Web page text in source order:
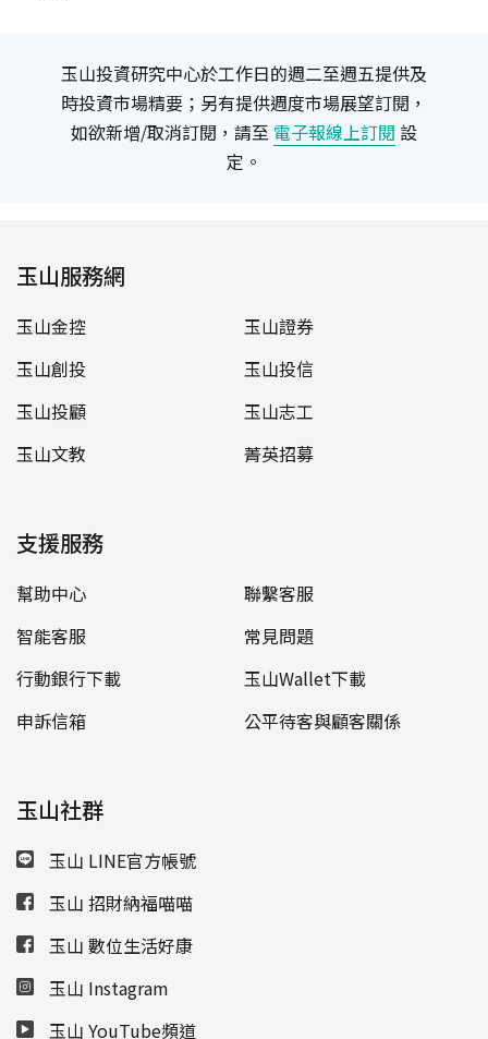
玉山投資研究中心於工作日的週二至週五提供及
時投資市場精要；另有提供週度市場展望訂閱，
如欲新增/取消訂閱，請至 電子報線上訂閱 設
定。
玉山服務網
玉山金控
玉山證券
玉山創投
玉山投信
玉山投顧
玉山志工
玉山文教
菁英招募
支援服務
幫助中心
聯繫客服
智能客服
常見問題
行動銀行下載
玉山Wallet下載
申訴信箱
公平待客與顧客關係
玉山社群
玉山 LINE官方帳號
玉山 招財納福喵喵
玉山 數位生活好康
玉山 Instagram
玉山 YouTube頻道